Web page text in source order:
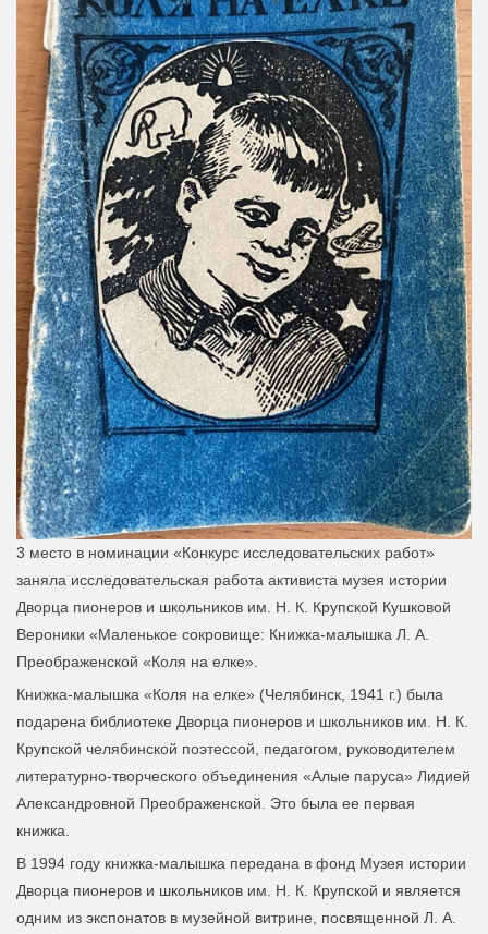
3 место в номинации «Конкурс исследовательских работ»
заняла исследовательская работа активиста музея истории
Дворца пионеров и школьников им. Н. К. Крупской Кушковой
Вероники «Маленькое сокровище: Книжка-малышка Л. А.
Преображенской «Коля на елке».
Книжка-малышка «Коля на елке» (Челябинск, 1941 г.) была
подарена библиотеке Дворца пионеров и школьников им. Н. К.
Крупской челябинской поэтессой, педагогом, руководителем
литературно-творческого объединения «Алые паруса» Лидией
Александровной Преображенской. Это была ее первая
книжка.
В 1994 году книжка-малышка передана в фонд Музея истории
Дворца пионеров и школьников им. Н. К. Крупской и является
одним из экспонатов в музейной витрине, посвященной Л. А.